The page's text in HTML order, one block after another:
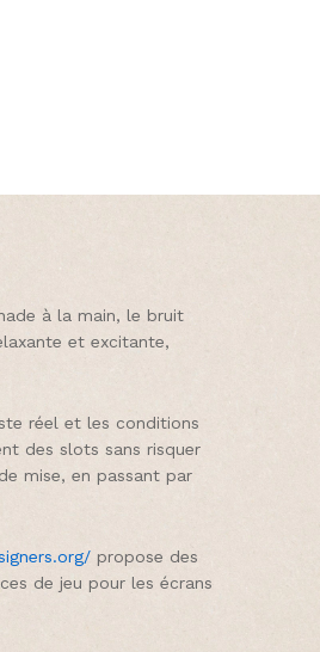
à la main, le bruit
et excitante,
réel et les conditions
des slots sans risquer
mise, en passant par
propose des
de jeu pour les écrans